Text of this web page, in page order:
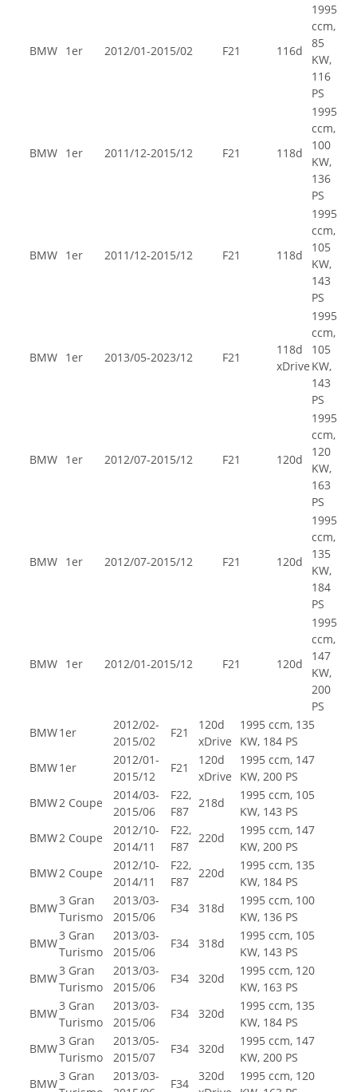
BMW 1er 2012/01-2015/02 F21 116d
1995
ccm,
85
KW,
116
PS
BMW 1er 2011/12-2015/12 F21 118d
1995
ccm,
100
KW,
136
PS
BMW 1er 2011/12-2015/12 F21 118d
1995
ccm,
105
KW,
143
PS
BMW 1er 2013/05-2023/12 F21
118d
xDrive
1995
ccm,
105
KW,
143
PS
BMW 1er 2012/07-2015/12 F21 120d
1995
ccm,
120
KW,
163
PS
BMW 1er 2012/07-2015/12 F21 120d
1995
ccm,
135
KW,
184
PS
BMW 1er 2012/01-2015/12 F21 120d
1995
ccm,
147
KW,
200
PS
BMW1er
2012/02-
2015/02
F21
120d
xDrive
1995 ccm, 135
KW, 184 PS
BMW1er
2012/01-
2015/12
F21
120d
xDrive
1995 ccm, 147
KW, 200 PS
BMW2 Coupe
2014/03-
2015/06
F22,
F87
218d
1995 ccm, 105
KW, 143 PS
BMW2 Coupe
2012/10-
2014/11
F22,
F87
220d
1995 ccm, 147
KW, 200 PS
BMW2 Coupe
2012/10-
2014/11
F22,
F87
220d
1995 ccm, 135
KW, 184 PS
BMW
3 Gran
Turismo
2013/03-
2015/06
F34 318d
1995 ccm, 100
KW, 136 PS
BMW
3 Gran
Turismo
2013/03-
2015/06
F34 318d
1995 ccm, 105
KW, 143 PS
BMW
3 Gran
Turismo
2013/03-
2015/06
F34 320d
1995 ccm, 120
KW, 163 PS
BMW
3 Gran
Turismo
2013/03-
2015/06
F34 320d
1995 ccm, 135
KW, 184 PS
BMW
3 Gran
Turismo
2013/05-
2015/07
F34 320d
1995 ccm, 147
KW, 200 PS
BMW
3 Gran
2013/03-
F34
320d
1995 ccm, 120